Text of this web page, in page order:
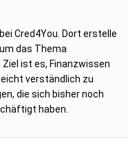
Cred4You. Dort erstelle
das Thema
ist es, Finanzwissen
verständlich zu
die sich bisher noch
haben.